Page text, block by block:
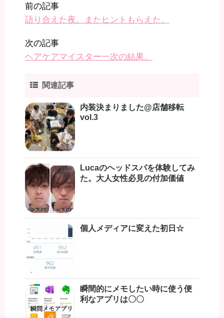
前の記事
語り合えた夜。またヒントもらえた。
次の記事
ヘアケアマイスター一次の結果。
関連記事
内装決まりました@店舗移転
vol.3
Lucaのヘッドスパを体験してみ
た。大人女性必見の付加価値
個人メディアに変えた初日☆
瞬間的にメモしたい時に使う便
利なアプリは〇〇